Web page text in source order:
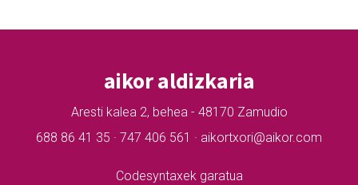
aikor aldizkaria
Aresti kalea 2, behea - 48170 Zamudio
688 86 41 35 · 747 406 561 · aikortxori@aikor.com
Codesyntaxek garatua